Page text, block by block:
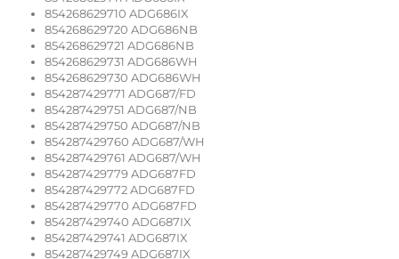
854268629710 ADG686IX
854268629720 ADG686NB
854268629721 ADG686NB
854268629731 ADG686WH
854268629730 ADG686WH
854287429771 ADG687/FD
854287429751 ADG687/NB
854287429750 ADG687/NB
854287429760 ADG687/WH
854287429761 ADG687/WH
854287429779 ADG687FD
854287429772 ADG687FD
854287429770 ADG687FD
854287429740 ADG687IX
854287429741 ADG687IX
854287429749 ADG687IX